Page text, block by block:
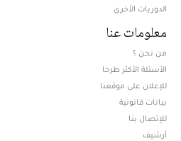
الدوريات الأخرى
معلومات عنا
من نحن ؟
الأسئلة الأكثر طرحا
للإعلان على موقعنا
بيانات قانونية
للإتصال بنا
أرشيف